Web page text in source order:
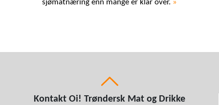
sjømatnæring enn mange er klar over. »
Kontakt Oi! Trøndersk Mat og Drikke